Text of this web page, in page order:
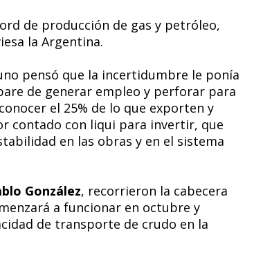
de producción de gas y petróleo,
la Argentina.
pensó que la incertidumbre le ponía
de generar empleo y perforar para
el 25% de lo que exporten y
contado con liqui para invertir, que
en las obras y en el sistema
González, recorrieron la cabecera
a funcionar en octubre y
de transporte de crudo en la